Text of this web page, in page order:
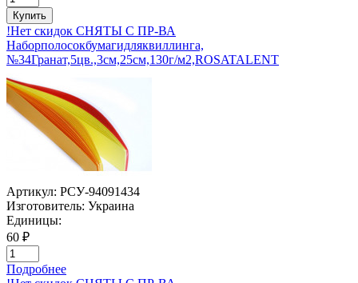
Купить
!Нет скидок СНЯТЫ С ПР-ВА
Наборполосокбумагидляквиллинга,
№34Гранат,5цв.,3см,25см,130г/м2,ROSATALENT
Артикул: РСУ-94091434
Изготовитель: Украина
Единицы:
60 ₽
Подробнее